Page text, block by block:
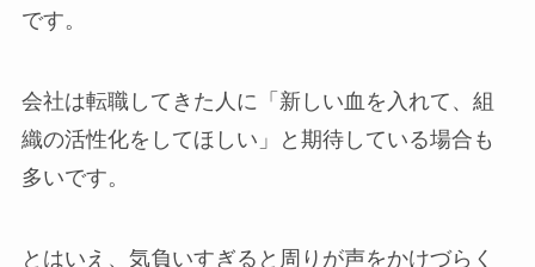
です。
会社は転職してきた人に「新しい血を入れて、組
織の活性化をしてほしい」と期待している場合も
多いです。
とはいえ、気負いすぎると周りが声をかけづらく